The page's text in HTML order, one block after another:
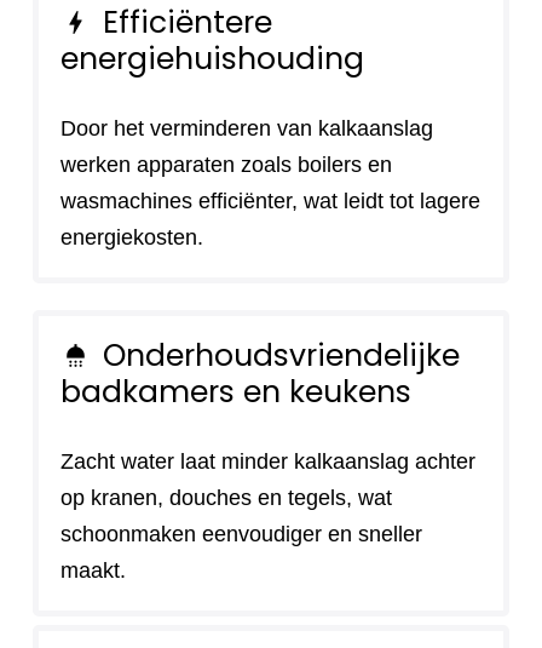
bolt
Efficiëntere
energiehuishouding
Door het verminderen van kalkaanslag
werken apparaten zoals boilers en
wasmachines efficiënter, wat leidt tot lagere
energiekosten.
shower
Onderhoudsvriendelijke
badkamers en keukens
Zacht water laat minder kalkaanslag achter
op kranen, douches en tegels, wat
schoonmaken eenvoudiger en sneller
maakt.